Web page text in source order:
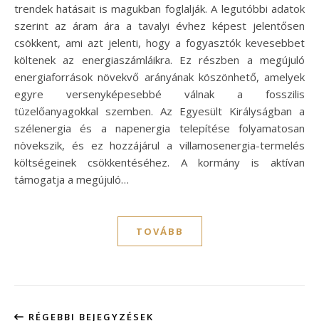
trendek hatásait is magukban foglalják. A legutóbbi adatok
szerint az áram ára a tavalyi évhez képest jelentősen
csökkent, ami azt jelenti, hogy a fogyasztók kevesebbet
költenek az energiaszámláikra. Ez részben a megújuló
energiaforrások növekvő arányának köszönhető, amelyek
egyre versenyképesebbé válnak a fosszilis
tüzelőanyagokkal szemben. Az Egyesült Királyságban a
szélenergia és a napenergia telepítése folyamatosan
növekszik, és ez hozzájárul a villamosenergia-termelés
költségeinek csökkentéséhez. A kormány is aktívan
támogatja a megújuló…
TOVÁBB
RÉGEBBI BEJEGYZÉSEK